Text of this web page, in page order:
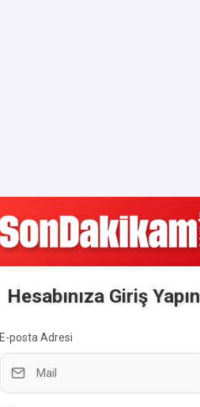
Hesabınıza Giriş Yapın
E-posta Adresi